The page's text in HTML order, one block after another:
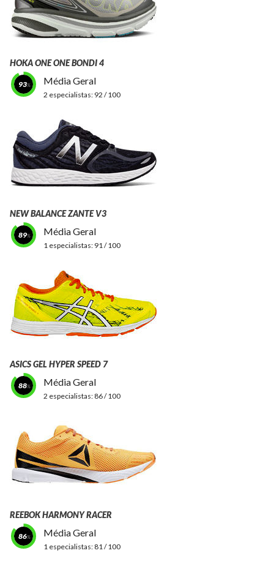
HOKA ONE ONE BONDI 4
93 Média Geral
2 especialistas: 92 / 100
NEW BALANCE ZANTE V3
89 Média Geral
1 especialistas: 91 / 100
ASICS GEL HYPER SPEED 7
88 Média Geral
2 especialistas: 86 / 100
REEBOK HARMONY RACER
86 Média Geral
1 especialistas: 81 / 100